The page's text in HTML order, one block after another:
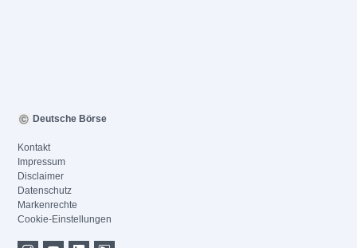
Deutsche Börse
Kontakt
Impressum
Disclaimer
Datenschutz
Markenrechte
Cookie-Einstellungen